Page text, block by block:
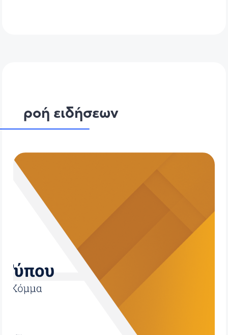
ροή ειδήσεων